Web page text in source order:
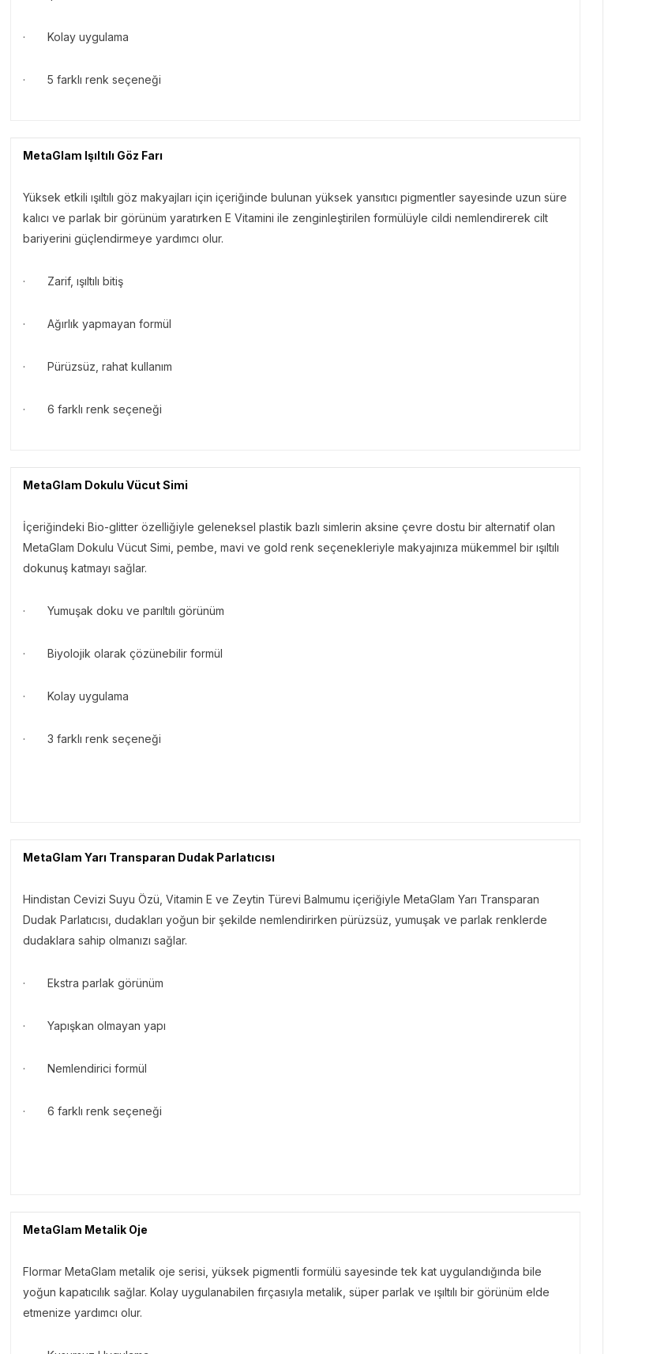
· Kolay uygulama
· 5 farklı renk seçeneği
MetaGlam Işıltılı Göz Farı
Yüksek etkili ışıltılı göz makyajları için içeriğinde bulunan yüksek yansıtıcı pigmentler sayesinde uzun süre
kalıcı ve parlak bir görünüm yaratırken E Vitamini ile zenginleştirilen formülüyle cildi nemlendirerek cilt
bariyerini güçlendirmeye yardımcı olur.
· Zarif, ışıltılı bitiş
· Ağırlık yapmayan formül
· Pürüzsüz, rahat kullanım
· 6 farklı renk seçeneği
MetaGlam Dokulu Vücut Simi
İçeriğindeki Bio-glitter özelliğiyle geleneksel plastik bazlı simlerin aksine çevre dostu bir alternatif olan
MetaGlam Dokulu Vücut Simi, pembe, mavi ve gold renk seçenekleriyle makyajınıza mükemmel bir ışıltılı
dokunuş katmayı sağlar.
· Yumuşak doku ve parıltılı görünüm
· Biyolojik olarak çözünebilir formül
· Kolay uygulama
· 3 farklı renk seçeneği
MetaGlam Yarı Transparan Dudak Parlatıcısı
Hindistan Cevizi Suyu Özü, Vitamin E ve Zeytin Türevi Balmumu içeriğiyle MetaGlam Yarı Transparan
Dudak Parlatıcısı, dudakları yoğun bir şekilde nemlendirirken pürüzsüz, yumuşak ve parlak renklerde
dudaklara sahip olmanızı sağlar.
· Ekstra parlak görünüm
· Yapışkan olmayan yapı
· Nemlendirici formül
· 6 farklı renk seçeneği
MetaGlam Metalik Oje
Flormar MetaGlam metalik oje serisi, yüksek pigmentli formülü sayesinde tek kat uygulandığında bile
yoğun kapatıcılık sağlar. Kolay uygulanabilen fırçasıyla metalik, süper parlak ve ışıltılı bir görünüm elde
etmenize yardımcı olur.
GEZI BÜLTENI
Emirates ile Yazın En Lüks